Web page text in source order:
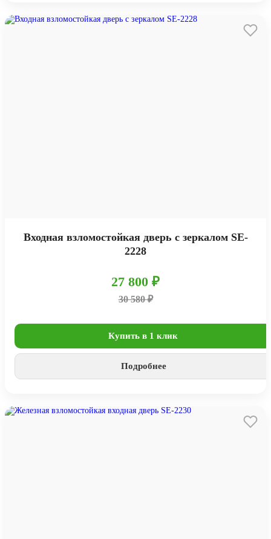
Входная взломостойкая дверь с зеркалом SE-
2228
27 800 ₽
30 580 ₽
Купить в 1 клик
Подробнее